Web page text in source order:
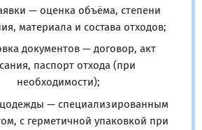
— оценка объёма, степени
материала и состава отходов;
документов — договор, акт
паспорт отхода (при
необходимости);
— специализированным
с герметичной упаковкой при